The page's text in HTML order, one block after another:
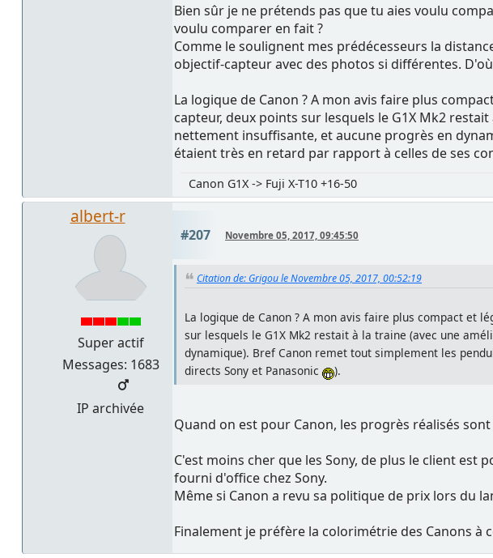
Bien sûr je ne prétends pas que tu aies voulu
voulu comparer en fait ?
Comme le soulignent mes prédécesseurs la
objectif-capteur avec des photos si différentes.
La logique de Canon ? A mon avis faire plus
capteur, deux points sur lesquels le G1X Mk2
nettement insuffisante, et aucune progrès en
étaient très en retard par rapport à celles de ses
Canon G1X -> Fuji X-T10 +16-50
albert-r
Super actif
Messages: 1683
IP archivée
#207 Novembre 05, 2017, 09:45:50
Citation de: Grigou le Novembre 05, 2017, 00:52:19
La logique de Canon ? A mon avis faire plus compact et
sur lesquels le G1X Mk2 restait à la traine (avec une
dynamique). Bref Canon remet tout simplement les
directs Sony et Panasonic
).
Quand on est pour Canon, les progrès réalisés
C'est moins cher que les Sony, de plus le client est
fourni d'office chez Sony.
Même si Canon a revu sa politique de prix lors du
Finalement je préfère la colorimétrie des Canons à